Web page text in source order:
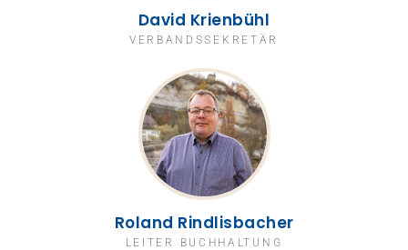
David Krienbühl
VERBANDSSEKRETÄR
Roland Rindlisbacher
LEITER BUCHHALTUNG